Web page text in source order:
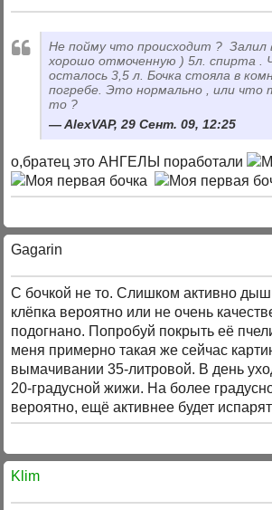
Не пойму что происходит ? Залил
хорошо отмоченную ) 5л. спирта .
осталось 3,5 л. Бочка стояла в
погребе. Это нормально , или что
то ?
AlexVAP, 29 Сент. 09, 12:25
о,братец это АНГЕЛЫ поработали
Gagarin
С бочкой не то. Слишком активно
клёпка вероятно или не очень
подогнано. Попробуй покрыть её
меня примерно такая же сейчас
вымачивании 35-литровой. В день
20-градусной жижи. На более
вероятно, ещё активнее будет
Klim